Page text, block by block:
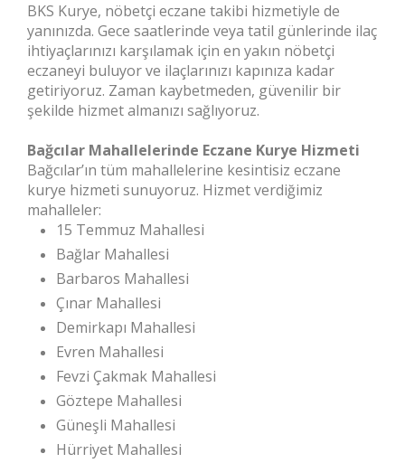
BKS Kurye, nöbetçi eczane takibi hizmetiyle de
yanınızda. Gece saatlerinde veya tatil günlerinde ilaç
ihtiyaçlarınızı karşılamak için en yakın nöbetçi
eczaneyi buluyor ve ilaçlarınızı kapınıza kadar
getiriyoruz. Zaman kaybetmeden, güvenilir bir
şekilde hizmet almanızı sağlıyoruz.
Bağcılar Mahallelerinde Eczane Kurye Hizmeti
Bağcılar’ın tüm mahallelerine kesintisiz eczane
kurye hizmeti sunuyoruz. Hizmet verdiğimiz
mahalleler:
15 Temmuz Mahallesi
Bağlar Mahallesi
Barbaros Mahallesi
Çınar Mahallesi
Demirkapı Mahallesi
Evren Mahallesi
Fevzi Çakmak Mahallesi
Göztepe Mahallesi
Güneşli Mahallesi
Hürriyet Mahallesi